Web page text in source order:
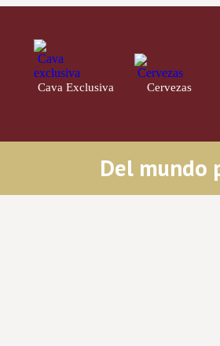
Cava Exclusiva
Cervezas
Del mundo